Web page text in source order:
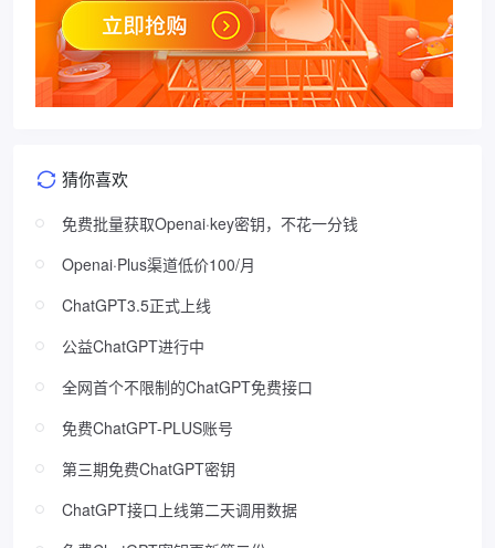
猜你喜欢
免费批量获取Openai·key密钥，不花一分钱
Openai·Plus渠道低价100/月
ChatGPT3.5正式上线
公益ChatGPT进行中
全网首个不限制的ChatGPT免费接口
免费ChatGPT-PLUS账号
第三期免费ChatGPT密钥
ChatGPT接口上线第二天调用数据